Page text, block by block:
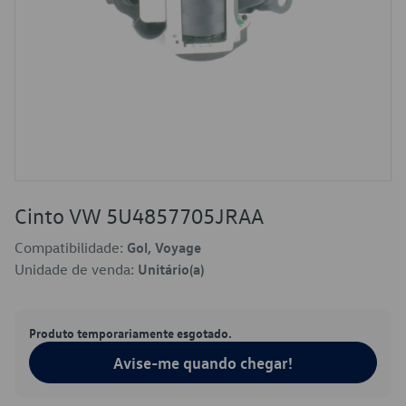
Cinto VW 5U4857705JRAA
Compatibilidade: Gol, Voyage
Unidade de venda: Unitário(a)
Produto temporariamente esgotado.
Avise-me quando chegar!